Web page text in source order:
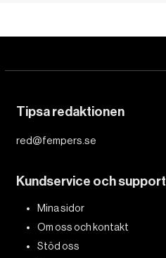
Tipsa redaktionen
red@fempers.se
Kundservice och support
Mina sidor
Om oss och kontakt
Stöd oss